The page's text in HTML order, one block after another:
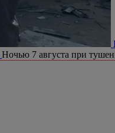
Ночью 7 августа при